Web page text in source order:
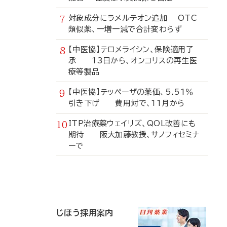
対象成分にラメルテオン追加 OTC
類似薬、一増一減で合計変わらず
【中医協】テロメライシン、保険適用了
承 13日から、オンコリスの再生医
療等製品
【中医協】テッペーザの薬価、5.51％
引き下げ 費用対で、11月から
ITP治療薬ウェイリズ、QOL改善にも
期待 阪大加藤教授、サノフィセミナ
ーで
じほう採用案内